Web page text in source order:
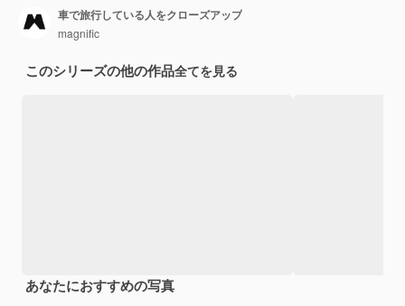
車で旅行している人をクローズアップ
magnific
このシリーズの他の作品全てを見る
あなたにおすすめの写真